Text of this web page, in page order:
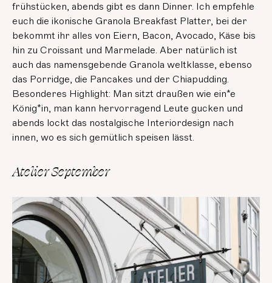
frühstücken, abends gibt es dann Dinner. Ich empfehle
euch die ikonische Granola Breakfast Platter, bei der
bekommt ihr alles von Eiern, Bacon, Avocado, Käse bis
hin zu Croissant und Marmelade. Aber natürlich ist
auch das namensgebende Granola weltklasse, ebenso
das Porridge, die Pancakes und der Chiapudding.
Besonderes Highlight: Man sitzt draußen wie ein*e
König*in, man kann hervorragend Leute gucken und
abends lockt das nostalgische Interiordesign nach
innen, wo es sich gemütlich speisen lässt.
Atelier September